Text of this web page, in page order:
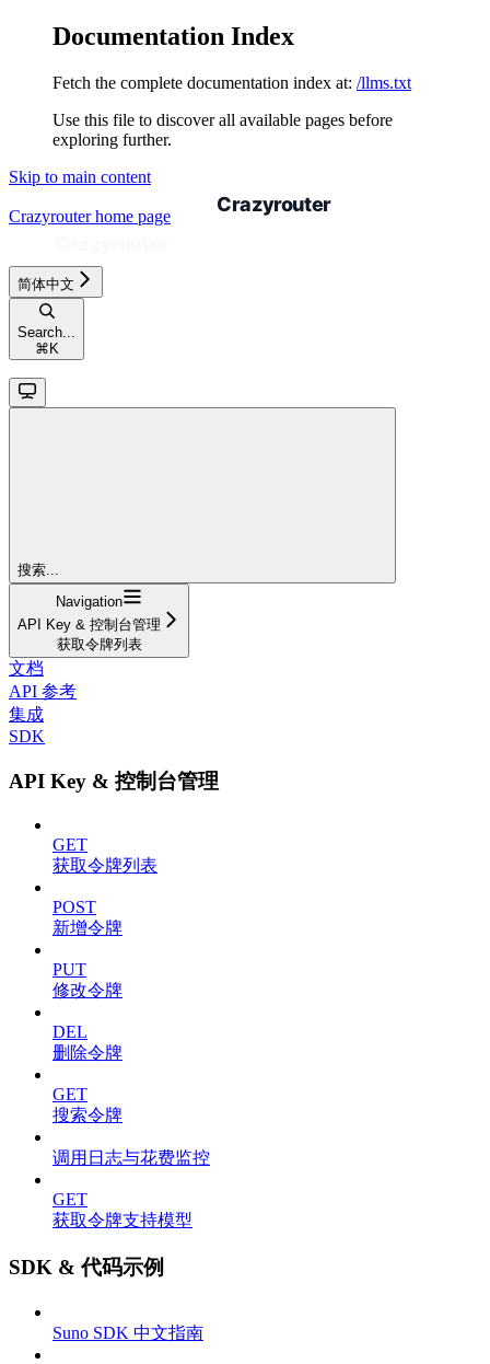
Documentation Index
Fetch the complete documentation index at: /llms.txt
Use this file to discover all available pages before
exploring further.
Skip to main content
Crazyrouterhome page
简体中文
Search...
⌘ K
搜索...
Navigation
API Key & 控制台管理
获取令牌列表
文档
API 参考
集成
SDK
API Key & 控制台管理
GET
获取令牌列表
POST
新增令牌
PUT
修改令牌
DEL
删除令牌
GET
搜索令牌
调用日志与花费监控
GET
获取令牌支持模型
SDK & 代码示例
Suno SDK 中文指南